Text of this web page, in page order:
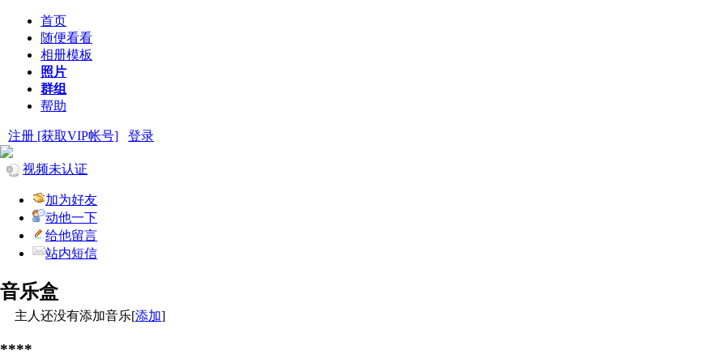
首页
随便看看
相册模板
照片
群组
帮助
注册 [获取VIP帐号] 登录
视频未认证
加为好友
动他一下
给他留言
站内短信
音乐盒
主人还没有添加音乐[添加]
****